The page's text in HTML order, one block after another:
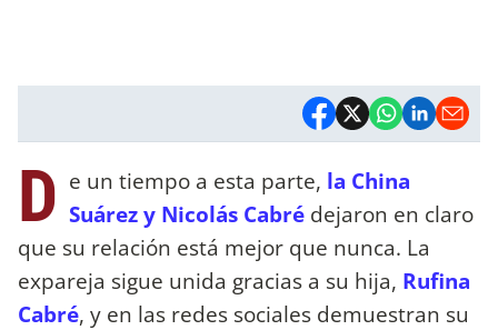
D e un tiempo a esta parte, la China
Suárez y Nicolás Cabré dejaron en claro
que su relación está mejor que nunca. La
expareja sigue unida gracias a su hija, Rufina
Cabré, y en las redes sociales demuestran su